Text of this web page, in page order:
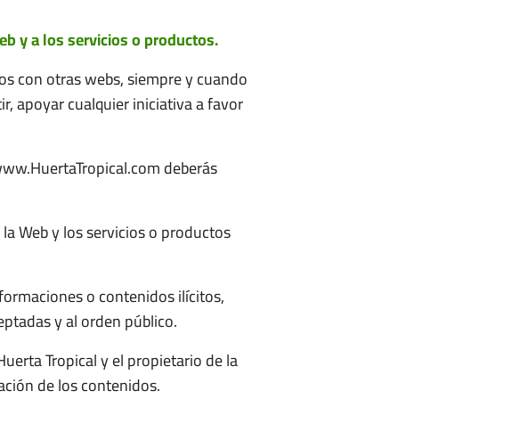
y a los servicios o productos.
con otras webs, siempre y cuando
apoyar cualquier iniciativa a favor
deberás
Web y los servicios o productos
o contenidos ilícitos,
y al orden público.
Tropical y el propietario de la
de los contenidos.